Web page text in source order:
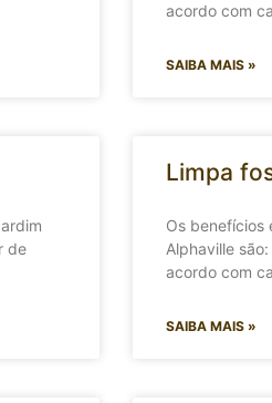
acordo com
SAIBA MAIS »
de
Limpa
Os benefícios
Alphaville
acordo com
SAIBA MAIS »